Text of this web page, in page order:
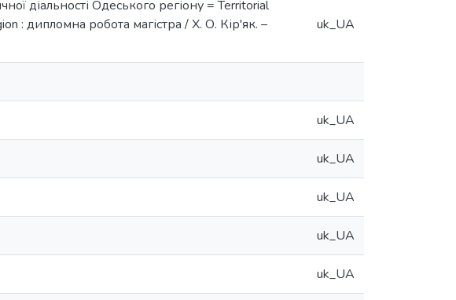
діальності Одеського регіону = Territorial
: дипломна робота магістра / Х. О. Кір'як. –
uk_UA
uk_UA
uk_UA
uk_UA
uk_UA
uk_UA